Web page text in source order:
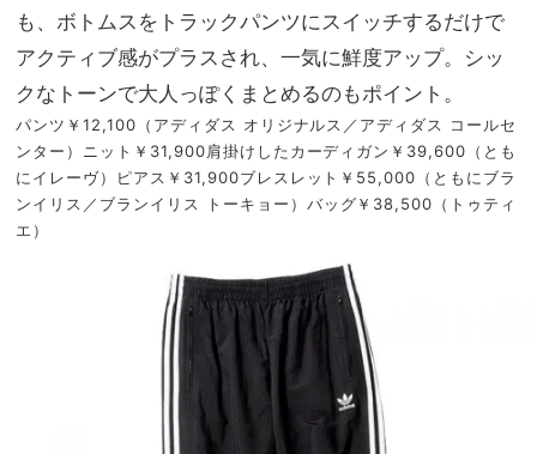
も、ボトムスをトラックパンツにスイッチするだけで
アクティブ感がプラスされ、一気に鮮度アップ。シッ
クなトーンで大人っぽくまとめるのもポイント。
パンツ￥12,100（アディダス オリジナルス／アディダス コールセ
ンター）ニット￥31,900肩掛けしたカーディガン￥39,600（とも
にイレーヴ）ピアス￥31,900ブレスレット￥55,000（ともにブラ
ンイリス／ブランイリス トーキョー）バッグ￥38,500（トゥティ
エ）